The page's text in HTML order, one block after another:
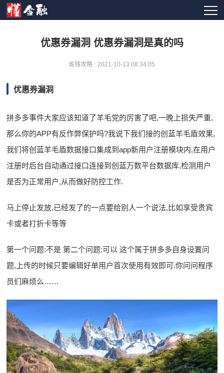
优惠券漏洞 优惠券漏洞是真的吗
省钱攻略 2021-10-13 08:34:05
优惠券漏洞
拼多多事件大家应该知道了羊毛党的厉害了吧,一晚上损失严重,
那么你的APP有反作弊保护吗?我说下我们接的创蓝羊毛盾效果,
我们将创蓝羊毛盾数据接口集成到app新用户注册模块内,在用户
注册时后台自动通过接口连接到创蓝万数平台数据库,检测用户
是否为正常用户,从而做好防控工作.
马上停止发放,已经发了的一点要给别人一个说法,比如享受贵宾
卡或者打折卡等等
第一个问题:不是 第二个问题:可以 这个属于拼多多自身设置问
题,上传的时候只要编辑好单用户首次使用有效即可.你问问程序
员们麻烦么……